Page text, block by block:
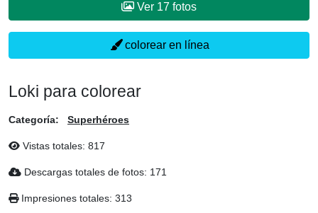
Ver 17 fotos
colorear en línea
Loki para colorear
Categoría: Superhéroes
Vistas totales: 817
Descargas totales de fotos: 171
Impresiones totales: 313